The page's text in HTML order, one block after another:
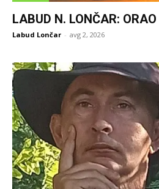
LABUD N. LONČAR: ORAO
Labud Lončar - avg 2, 2026